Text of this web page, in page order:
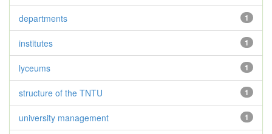
1
departments
1
institutes
1
lyceums
1
structure of the TNTU
1
university management